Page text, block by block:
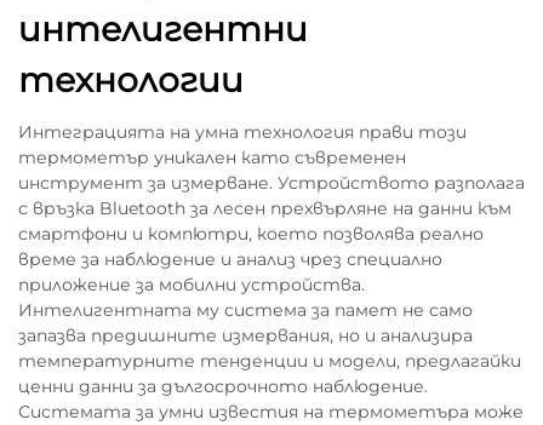
интелигентни
технологии
Интеграцията на умна технология прави този
термометър уникален като съвременен
инструмент за измерване. Устройството разполага
с връзка Bluetooth за лесен прехвърляне на данни към
смартфони и компютри, което позволява реално
време за наблюдение и анализ чрез специално
приложение за мобилни устройства.
Интелигентната му система за памет не само
запазва предишните измервания, но и анализира
температурните тенденции и модели, предлагайки
ценни данни за дългосрочното наблюдение.
Системата за умни известия на термометъра може